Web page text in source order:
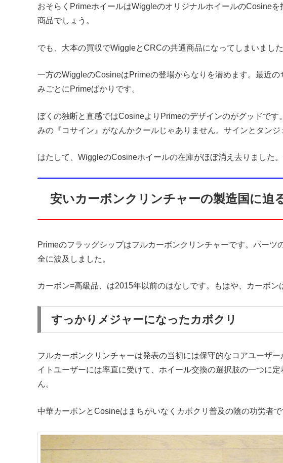
おそらくPrimeホイールはWiggleのオリジナルホイールのCosine
商品でしょう。
でも、大本の買収でWiggleとCRCの共通商品になってしまいました
一方のWiggleのCosineはPrimeの登場からなりを潜めます。最近
みごとにPrimeばかりです。
ぼくの独断と直感ではCosineよりPrimeのデザインのがグッドで
みの『コサイン』がなんかクールじゃありません。サインとタンジ
はたして、WiggleのCosineホイールの在庫がほぼ消え去りました
安いカーボンクリンチャーの製造国に迫
Primeのフラッグシップはフルカーボンクリンチャーです。パー
全に波及しました。
カーボン=高級品、は2015年以前のはなしです。もはや、カーボン
すっかりメジャーになったカボクリ
フルカーボンクリンチャーは発表の当初には保守的なコアユーザ
イトユーザーには率直に受けて、ホイール交換の選択肢の一つに
ん。
中華カーボンとCosineはまちがいなくカボクリ普及の陰の功労者で